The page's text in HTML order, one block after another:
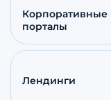
Корпоративные
порталы
Лендинги